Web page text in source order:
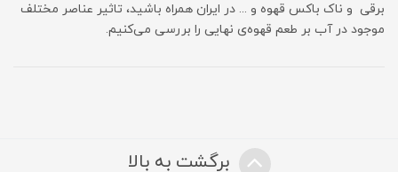
برقی و ناک باکس قهوه و ... در ایران همراه باشید، تاثیر عناصر مختلف
موجود در آب بر طعم قهوه‌ی نهایی را بررسی می‌کنیم.
برگشت به بالا